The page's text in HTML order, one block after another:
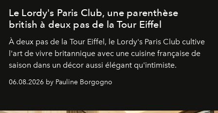
Le Lordy's Paris Club, une parenthèse
british à deux pas de la Tour Eiffel
À deux pas de la Tour Eiffel, le Lordy's Paris Club cultive
l'art de vivre britannique avec une cuisine française de
saison dans un décor aussi élégant qu'intimiste.
06.08.2026 by Pauline Borgogno